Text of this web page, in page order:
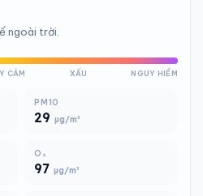
ngoài trời.
CẢM XẤU NGUY HIỂM
PM10
29 µg/m³
O₃
97 µg/m³